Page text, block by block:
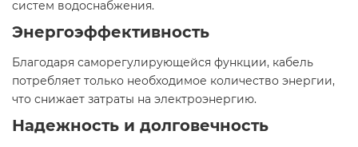
систем водоснабжения.​
Энергоэффективность
Благодаря саморегулирующейся функции, кабель
потребляет только необходимое количество энергии,
что снижает затраты на электроэнергию.​
Надежность и долговечность